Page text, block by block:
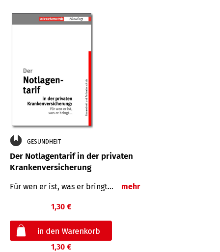
GESUNDHEIT
Der Notlagentarif in der privaten
Krankenversicherung
Für wen er ist, was er bringt… mehr
1,30 €
1,30 €